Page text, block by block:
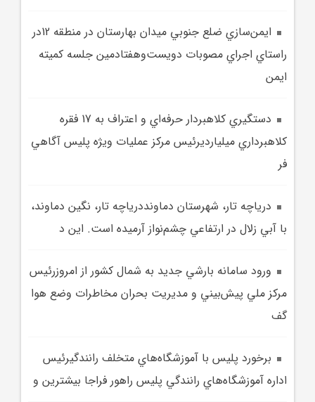
ايمن‌سازي ضلع جنوبي ميدان بهارستان در منطقه 12در
راستاي اجراي مصوبات دويست‌وهفتادمين جلسه کميته
ايمن
دستگيري کلاهبردار حرفه‌اي و اعتراف به 17 فقره
کلاهبرداري ميليارديرئيس مرکز عمليات ويژه پليس آگاهي
فر
درياچه تار، شهرستان دماونددرياچه تار، نگين دماوند،
با آبي زلال در ارتفاعي چشم‌نواز آرميده است. اين د
ورود سامانه بارشي جديد به شمال کشور از امروزرئيس
مرکز ملي پيش‌بيني و مديريت بحران مخاطرات وضع هوا
گف
برخورد پليس با آموزشگاه‌هاي متخلف رانندگيرئيس
اداره آموزشگاه‌هاي رانندگي پليس راهور فراجا بيشترين و